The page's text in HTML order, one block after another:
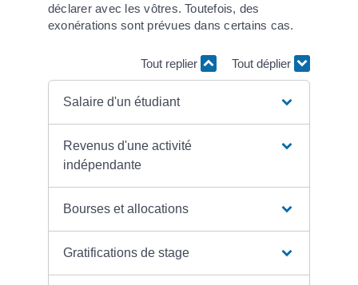
déclarer avec les vôtres. Toutefois, des
exonérations sont prévues dans certains cas.
Tout replier Tout déplier
Salaire d'un étudiant
Revenus d'une activité
indépendante
Bourses et allocations
Gratifications de stage